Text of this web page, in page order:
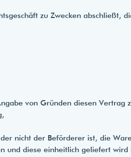
zu Zwecken
von Gründen diesen Vertrag
nicht der Beförderer ist, die
und diese einheitlich geliefert wird